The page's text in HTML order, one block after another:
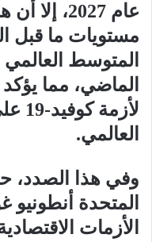
عام 2027،
مستويات ما قبل
الماضي، مما
العالمي.
وفي هذا الصدد،
المتحدة
الأزمات